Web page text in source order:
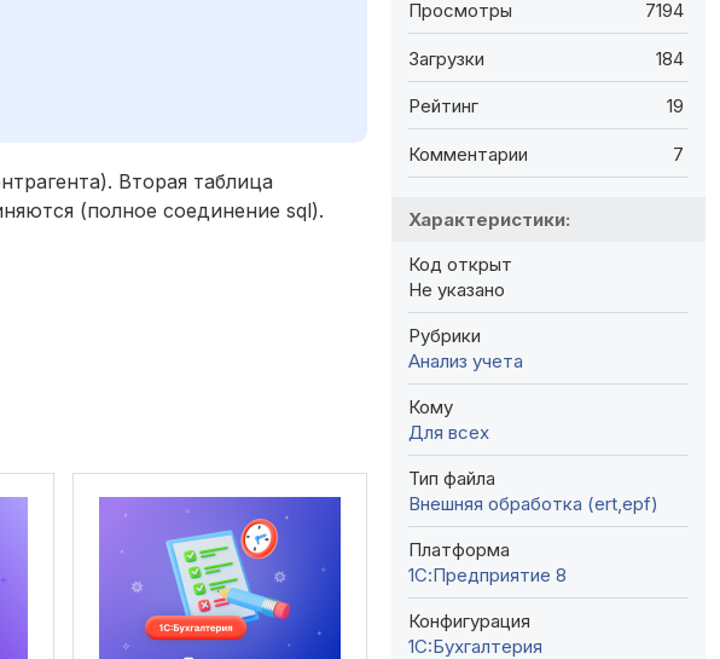
Вторая таблица
(полное соединение sql).
Просмотры 7194
Загрузки 184
Рейтинг 19
Комментарии 7
Характеристики:
Код открыт
Не указано
Рубрики
Анализ учета
Кому
Для всех
Тип файла
Внешняя обработка (ert,epf)
Платформа
1С:Предприятие 8
Конфигурация
1C:Бухгалтерия